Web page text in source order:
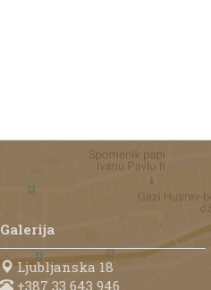
Galerija
Ljubljanska 18
+387 33 643 946